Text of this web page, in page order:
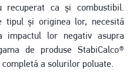
recuperat ca și combustibil.
tipul și originea lor, necesită
impactul lor negativ asupra
de produse StabiCalco®
a solurilor poluate.